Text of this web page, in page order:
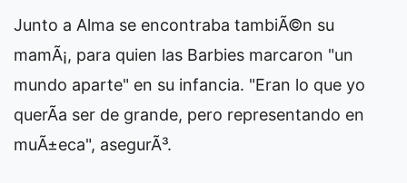
Junto a Alma se encontraba tambiÃ©n su
mamÃ¡, para quien las Barbies marcaron "un
mundo aparte" en su infancia. "Eran lo que yo
querÃ­a ser de grande, pero representando en
muÃ±eca", asegurÃ³.